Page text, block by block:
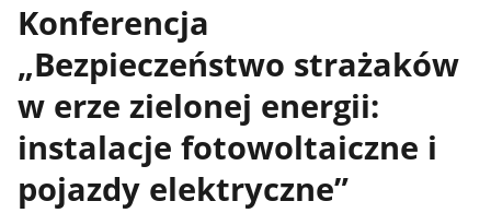
Konferencja
„Bezpieczeństwo strażaków
w erze zielonej energii:
instalacje fotowoltaiczne i
pojazdy elektryczne”